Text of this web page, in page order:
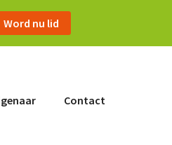
Word nu lid
Contact